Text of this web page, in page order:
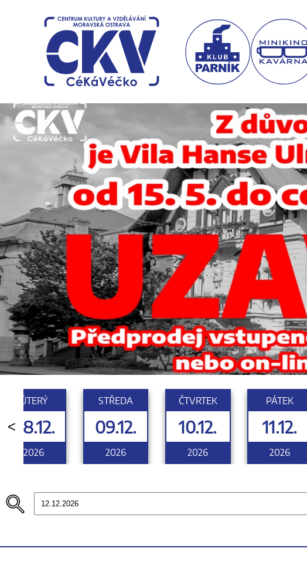
<
ÚTERÝ
08.12.
2026
STŘEDA
09.12.
2026
ČTVRTEK
10.12.
2026
PÁTEK
11.12.
2026